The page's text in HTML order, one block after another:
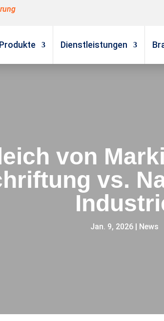
Produkte Dienstleistungen
von
vs.
Jan. 9, 2026 | News